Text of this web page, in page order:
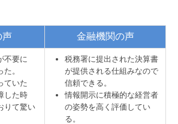
声 金融機関の声
不要に
。
ていた
した時
りて驚い
税務署に提出された決算書
が提供される仕組みなので
信頼できる。
情報開示に積極的な経営者
の姿勢を高く評価してい
る。